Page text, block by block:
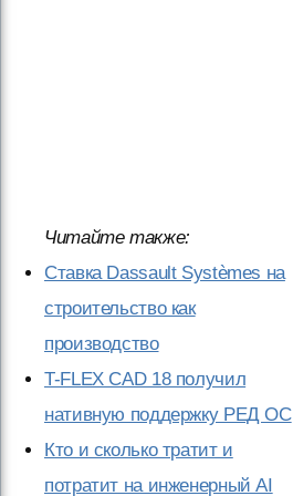
Читайте также:
Ставка Dassault Systèmes на
строительство как
производство
T-FLEX CAD 18 получил
нативную поддержку РЕД ОС
Кто и сколько тратит и
потратит на инженерный AI